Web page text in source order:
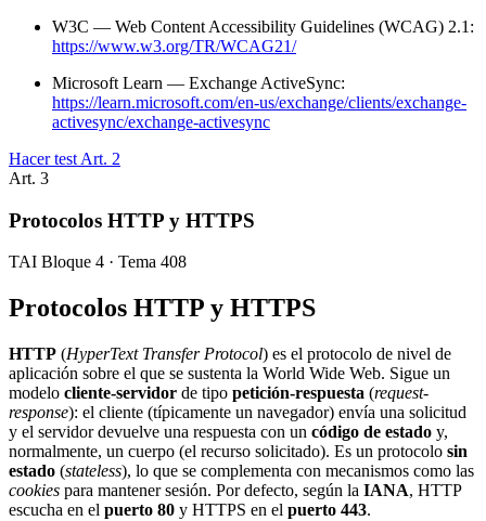
W3C — Web Content Accessibility Guidelines (WCAG) 2.1:
https://www.w3.org/TR/WCAG21/
Microsoft Learn — Exchange ActiveSync:
https://learn.microsoft.com/en-us/exchange/clients/exchange-
activesync/exchange-activesync
Hacer test Art. 2
Art. 3
Protocolos HTTP y HTTPS
TAI Bloque 4 · Tema 408
Protocolos HTTP y HTTPS
HTTP (HyperText Transfer Protocol) es el protocolo de nivel de
aplicación sobre el que se sustenta la World Wide Web. Sigue un
modelo cliente-servidor de tipo petición-respuesta (request-
response): el cliente (típicamente un navegador) envía una solicitud
y el servidor devuelve una respuesta con un código de estado y,
normalmente, un cuerpo (el recurso solicitado). Es un protocolo sin
estado (stateless), lo que se complementa con mecanismos como las
cookies para mantener sesión. Por defecto, según la IANA, HTTP
escucha en el puerto 80 y HTTPS en el puerto 443.